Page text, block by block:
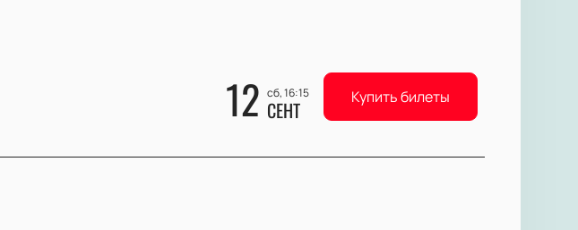
12 сб, 16:15
СЕНТ Купить билеты